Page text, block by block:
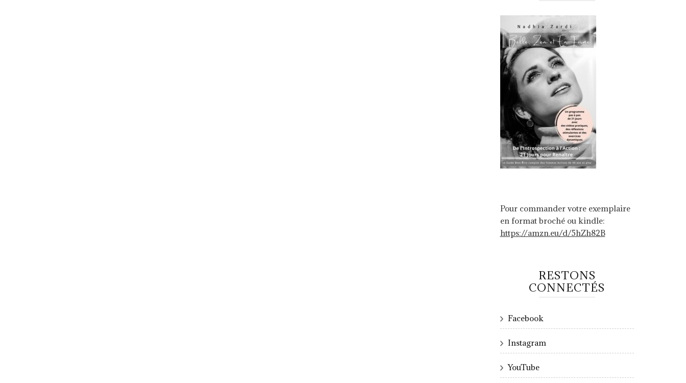
Pour commander votre exemplaire
en format broché ou kindle:
https://amzn.eu/d/5hZh82B
RESTONS
CONNECTÉS
Facebook
Instagram
YouTube